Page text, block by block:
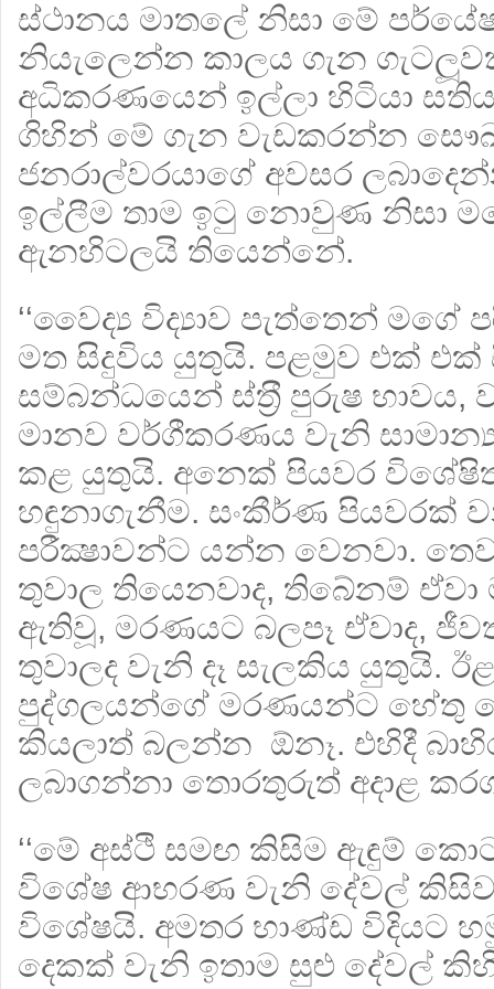
ස්ථානය මාතලේ නිසා මේ
නියැලෙන්න කාලය ගැන
අධිකරණයෙන් ඉල්ලා හිටියා
ගිහින් මේ ගැන වැඩකරන්න
ජනරාල්වරයාගේ අවසර
ඉල්ලීම තාම ඉටු නොවුණ නිසා
ඇනහිටලයි තියෙන්නේ.
‘‘වෛද්‍ය විද්‍යාව පැත්තෙන්
මත සිදුවිය යුතුයි. පළමුව එක් එක්
සම්බන්ධයෙන් ස්ත‍්‍රී පුරුෂ භාවය,
මානව වර්ගීකරණය වැනි
කළ යුතුයි. අනෙක් පියවර
හඳුනාගැනීම. සංකීර්ණ පියවරක්
පරීක්‍ෂාවන්ට යන්න වෙනවා.
තුවාල තියෙනවාද, තිබේනම්
ඇතිවූ, මරණයට බලපෑ ඒවාද,
තුවාලද වැනි දෑ සැලකිය යුතුයි.
පුද්ගලයන්ගේ මරණයන්ට හේතු
කියලාත් බලන්න ඕනෑ. එහිදී
ලබාගන්නා තොරතුරුත් අදාළ
‘‘මේ අස්ථි සමඟ කිසිම ඇඳුම්
විශේෂ ආභරණ වැනි දේවල්
විශේෂයි. අමතර භාණ්ඩ විදියට
දෙකක් වැනි ඉතාම සුළු දේවල්